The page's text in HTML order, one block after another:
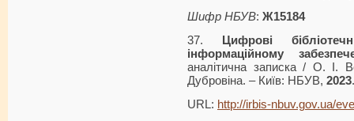
Шифр НБУВ: Ж15184
37.
Цифрові
інформаційному
аналітична записка / О.
Дубровіна. – Київ: НБУВ, 2023
URL: http://irbis-nbuv.gov.ua/